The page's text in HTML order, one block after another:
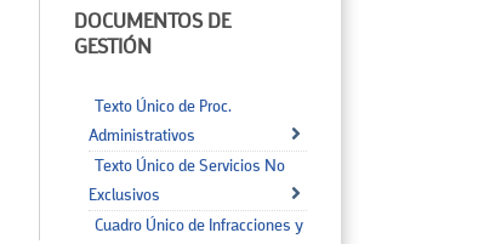
DOCUMENTOS DE
GESTIÓN
Texto Único de Proc.
Administrativos
Texto Único de Servicios No
Exclusivos
Cuadro Único de Infracciones y